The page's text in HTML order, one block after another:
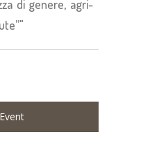
di genere, agri-